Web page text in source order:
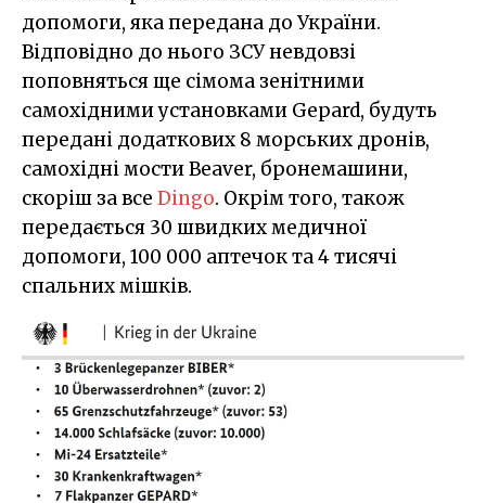
допомоги, яка передана до України.
Відповідно до нього ЗСУ невдовзі
поповняться ще сімома зенітними
самохідними установками Gepard, будуть
передані додаткових 8 морських дронів,
самохідні мости Beaver, бронемашини,
скоріш за все Dingo. Окрім того, також
передається 30 швидких медичної
допомоги, 100 000 аптечок та 4 тисячі
спальних мішків.